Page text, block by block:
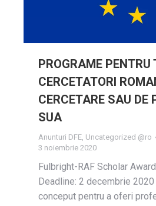
PROGRAME PENTRU
CERCETATORI
CERCETARE SAU DE
SUA
Anunturi DFE Uncategorized @ro
3 noiembrie 2020
Fulbright-RAF Scholar
Deadline: 2 decembrie
conceput pentru a oferi